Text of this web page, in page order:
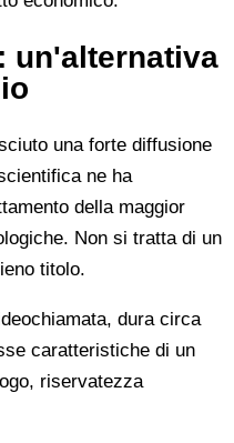
un'alternativa
una forte diffusione
ne ha
della maggior
Non si tratta di un
titolo.
dura circa
caratteristiche di un
riservatezza